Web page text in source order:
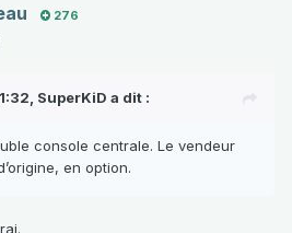
276
SuperKiD a dit :
console centrale. Le vendeur
en option.